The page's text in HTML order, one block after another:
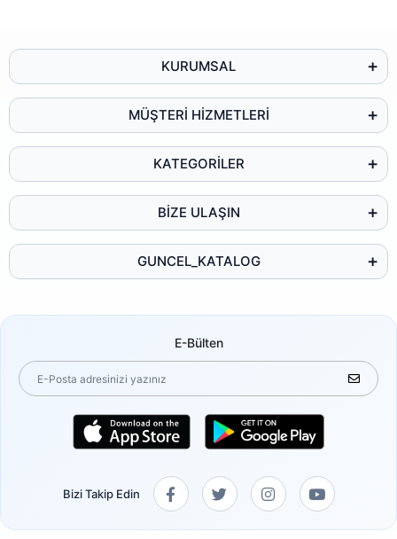
KURUMSAL
MÜŞTERİ HİZMETLERİ
KATEGORİLER
BİZE ULAŞIN
GUNCEL_KATALOG
E-Bülten
Bizi Takip Edin